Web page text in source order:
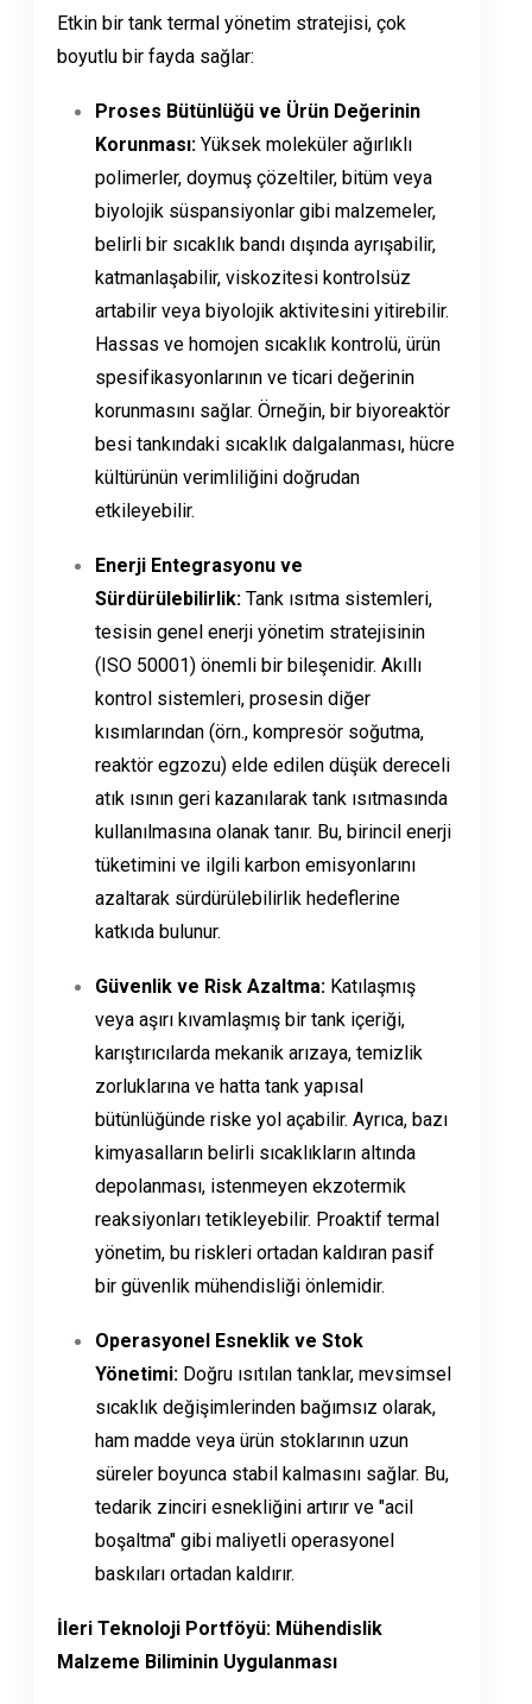
Etkin bir tank termal yönetim stratejisi, çok
boyutlu bir fayda sağlar:
Proses Bütünlüğü ve Ürün Değerinin
Korunması: Yüksek moleküler ağırlıklı
polimerler, doymuş çözeltiler, bitüm veya
biyolojik süspansiyonlar gibi malzemeler,
belirli bir sıcaklık bandı dışında ayrışabilir,
katmanlaşabilir, viskozitesi kontrolsüz
artabilir veya biyolojik aktivitesini yitirebilir.
Hassas ve homojen sıcaklık kontrolü, ürün
spesifikasyonlarının ve ticari değerinin
korunmasını sağlar. Örneğin, bir biyoreaktör
besi tankındaki sıcaklık dalgalanması, hücre
kültürünün verimliliğini doğrudan
etkileyebilir.
Enerji Entegrasyonu ve
Sürdürülebilirlik: Tank ısıtma sistemleri,
tesisin genel enerji yönetim stratejisinin
(ISO 50001) önemli bir bileşenidir. Akıllı
kontrol sistemleri, prosesin diğer
kısımlarından (örn., kompresör soğutma,
reaktör egzozu) elde edilen düşük dereceli
atık ısının geri kazanılarak tank ısıtmasında
kullanılmasına olanak tanır. Bu, birincil enerji
tüketimini ve ilgili karbon emisyonlarını
azaltarak sürdürülebilirlik hedeflerine
katkıda bulunur.
Güvenlik ve Risk Azaltma: Katılaşmış
veya aşırı kıvamlaşmış bir tank içeriği,
karıştırıcılarda mekanik arızaya, temizlik
zorluklarına ve hatta tank yapısal
bütünlüğünde riske yol açabilir. Ayrıca, bazı
kimyasalların belirli sıcaklıkların altında
depolanması, istenmeyen ekzotermik
reaksiyonları tetikleyebilir. Proaktif termal
yönetim, bu riskleri ortadan kaldıran pasif
bir güvenlik mühendisliği önlemidir.
Operasyonel Esneklik ve Stok
Yönetimi: Doğru ısıtılan tanklar, mevsimsel
sıcaklık değişimlerinden bağımsız olarak,
ham madde veya ürün stoklarının uzun
süreler boyunca stabil kalmasını sağlar. Bu,
tedarik zinciri esnekliğini artırır ve "acil
boşaltma" gibi maliyetli operasyonel
baskıları ortadan kaldırır.
İleri Teknoloji Portföyü: Mühendislik
Malzeme Biliminin Uygulanması